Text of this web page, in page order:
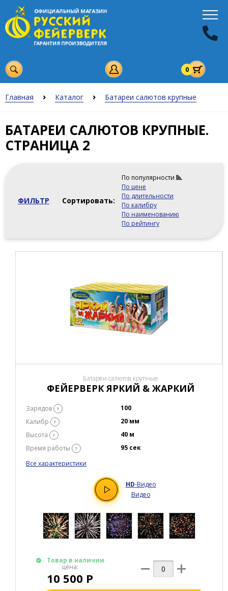
0
Главная Каталог Батареи салютов крупные
БАТАРЕИ САЛЮТОВ КРУПНЫЕ.
СТРАНИЦА 2
ФИЛЬТР Сортировать:
По популярности
По цене
По длительности
По калибру
По наименованию
По рейтингу
Батареи салютов крупные
ФЕЙЕРВЕРК ЯРКИЙ & ЖАРКИЙ
Зарядов ?
100
Калибр
?
20 мм
Высота
?
40 м
Время работы
?
95 сек
Все характеристики
HD-Видео
Видео
Товар в наличии
цена:
10 500 Р